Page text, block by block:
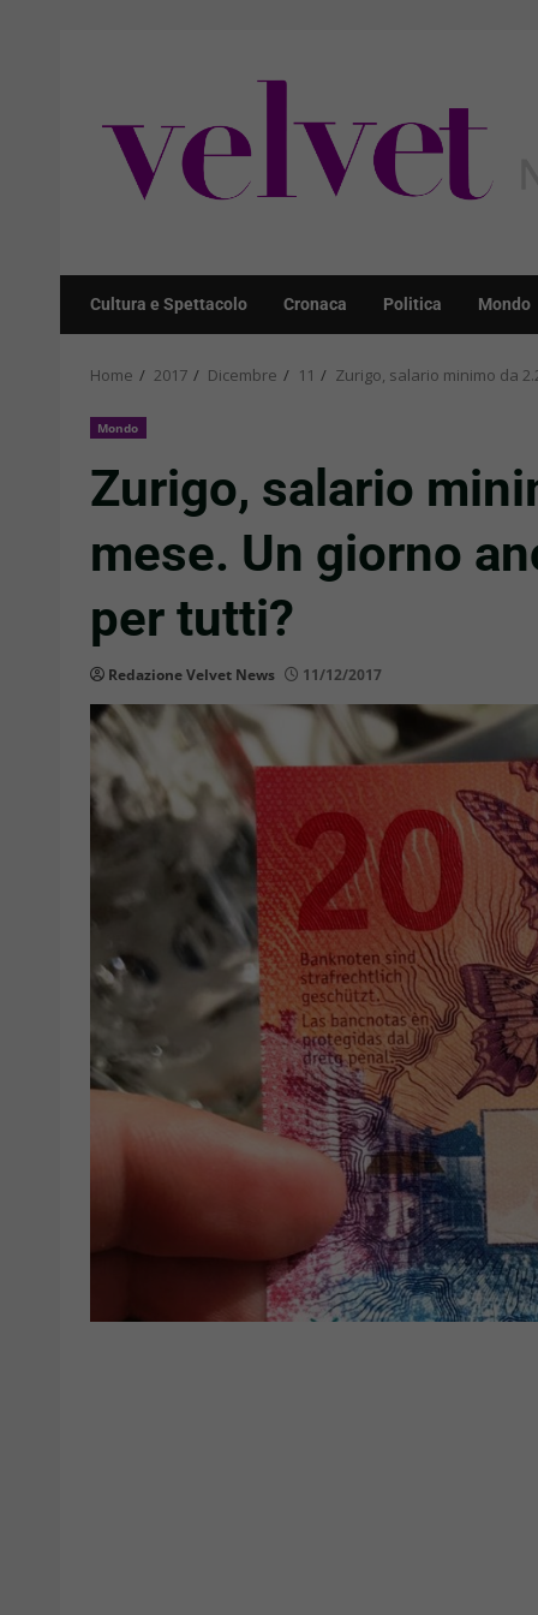
Cultura e Spettacolo Cronaca Politica Mondo
Home 2017 Dicembre 11 Zurigo, salario minimo da
Mondo
Zurigo, salario
mese. Un giorno
per tutti?
Redazione Velvet News 11/12/2017